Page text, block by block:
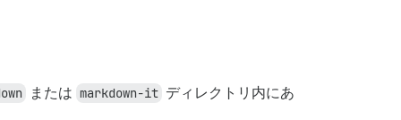
または markdown-it ディレクトリ内にあ